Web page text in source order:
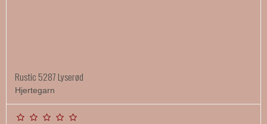
Rustic 5287 Lyserød
Hjertegarn